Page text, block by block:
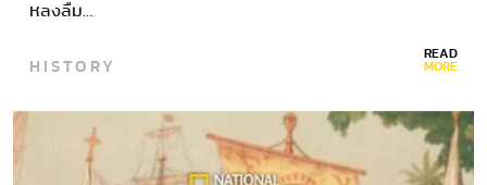
หลงลืม…
HISTORY READ
MORE